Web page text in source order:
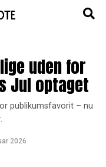
uden for
Jul optaget
publikumsfavorit – nu
2026